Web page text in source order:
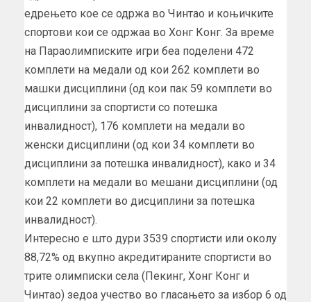
едрењето кое се одржа во Чинтао и коњичките
спортови кои се одржаа во Хонг Конг. За време
на Параолимписките игри беа поделени 472
комплети на медали од кои 262 комплети во
машки дисциплини (од кои пак 59 комплети во
дисциплини за спортисти со потешка
инвалидност), 176 комплети на медали во
женски дисциплини (од кои 34 комплети во
дисциплини за потешка инвалидност), како и 34
комплети на медали во мешани дисциплини (од
кои 22 комплети во дисциплини за потешка
инвалидност).
Интересно е што дури 3539 спортисти или околу
88,72% од вкупно акредитираните спортисти во
трите олимписки села (Пекинг, Хонг Конг и
Чинтао) зедоа учество во гласањето за избор 6 од